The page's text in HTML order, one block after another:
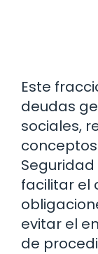
Este
deudas
sociales,
Seguridad
facilitar el
evitar el
de